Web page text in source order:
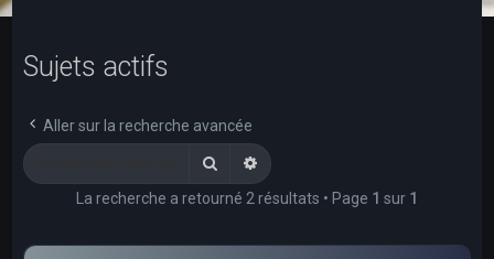
Sujets actifs
Aller sur la recherche avancée
RechercherRecherche avancée
La recherche a retourné 2 résultats • Page 1 sur 1